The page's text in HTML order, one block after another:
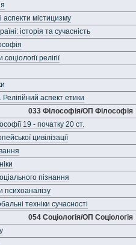
аспекти містицизму
історія та сучасність
релігії
аспект етики
033 Філософія/ОП Філософія
19 - початку 20 ст.
цивілізації
пізнання
психоаналізу
техніки сучасності
054 Соціологія/ОП Соціологія